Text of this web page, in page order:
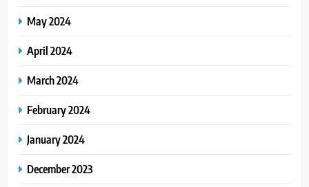
May 2024
April 2024
March 2024
February 2024
January 2024
December 2023